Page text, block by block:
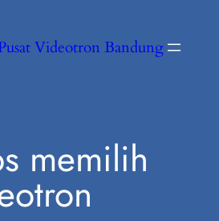
Videotron Bandung
memilih